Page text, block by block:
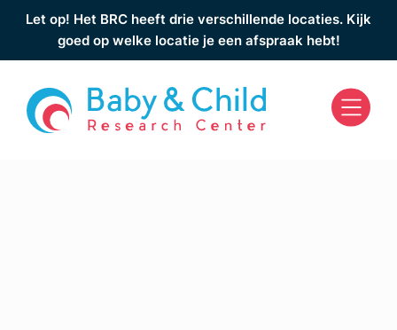
Let op! Het BRC heeft drie verschillende locaties. Kijk
goed op welke locatie je een afspraak hebt!